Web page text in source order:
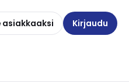
asiakkaaksi Kirjaudu